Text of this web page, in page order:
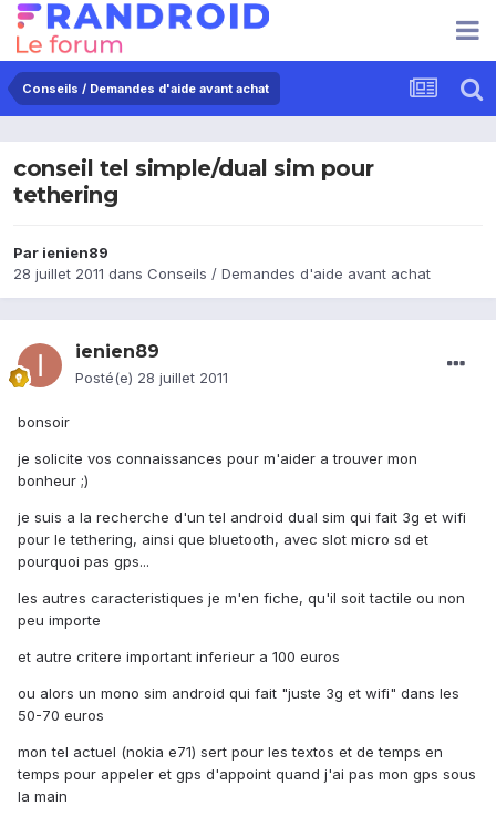
Conseils / Demandes d'aide avant achat
conseil tel simple/dual sim pour
tethering
Par ienien89
28 juillet 2011 dans Conseils / Demandes d'aide avant achat
ienien89
Posté(e) 28 juillet 2011
bonsoir
je solicite vos connaissances pour m'aider a trouver mon
bonheur ;)
je suis a la recherche d'un tel android dual sim qui fait 3g et wifi
pour le tethering, ainsi que bluetooth, avec slot micro sd et
pourquoi pas gps...
les autres caracteristiques je m'en fiche, qu'il soit tactile ou non
peu importe
et autre critere important inferieur a 100 euros
ou alors un mono sim android qui fait "juste 3g et wifi" dans les
50-70 euros
mon tel actuel (nokia e71) sert pour les textos et de temps en
temps pour appeler et gps d'appoint quand j'ai pas mon gps sous
la main